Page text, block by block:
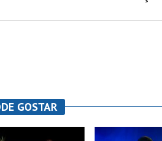
GOSTAR